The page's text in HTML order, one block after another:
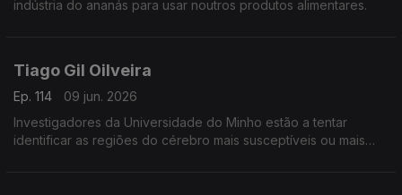
indústria do ananás para usar noutros produtos alimentares.
Tiago Gil Oilveira
Ep. 114
09 jun. 2026
Investigadores da Universidade do Minho estão a tentar
identificar as regiões do cérebro mais susceptíveis ou mais